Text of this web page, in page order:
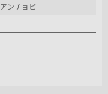
アンチョビ